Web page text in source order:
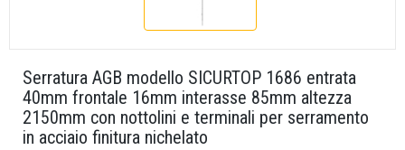
Serratura AGB modello SICURTOP 1686 entrata
40mm frontale 16mm interasse 85mm altezza
2150mm con nottolini e terminali per serramento
in acciaio finitura nichelato